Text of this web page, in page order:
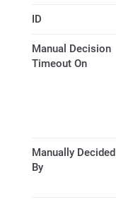
ID
Manual Decision
Timeout On
Manually Decided
By